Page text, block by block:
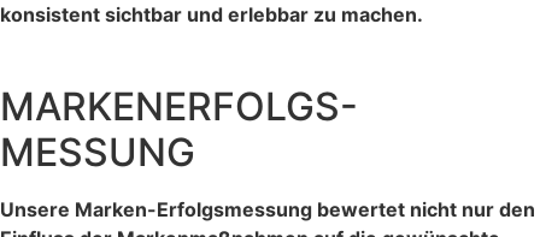
konsistent sichtbar und erlebbar zu machen.
MARKENERFOLGS-
MESSUNG
Unsere Marken-Erfolgsmessung bewertet nicht nur den